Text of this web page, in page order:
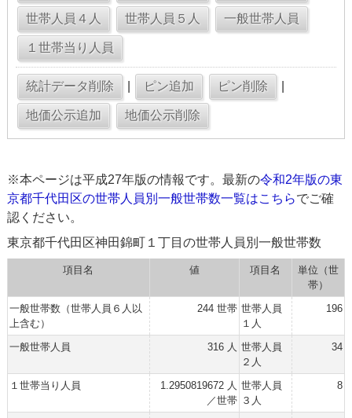
※本ページは平成27年版の情報です。最新の令和2年版の東
京都千代田区の世帯人員別一般世帯数一覧はこちらでご確
認ください。
東京都千代田区神田錦町１丁目の世帯人員別一般世帯数
項目名 値 項目名
単位（世
帯）
一般世帯数（世帯人員６人以
上含む）
244 世帯 世帯人員
１人
196
一般世帯人員 316 人 世帯人員
２人
34
１世帯当り人員
1.2950819672 人
／世帯
世帯人員
３人
8